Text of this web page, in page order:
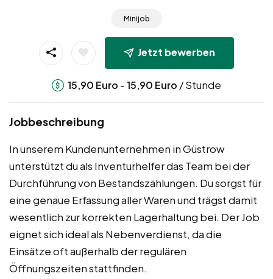
Minijob
Jetzt bewerben
15,90 Euro -15,90 Euro / Stunde
Jobbeschreibung
In unserem Kundenunternehmen in Güstrow
unterstützt du als Inventurhelfer das Team bei der
Durchführung von Bestandszählungen. Du sorgst für
eine genaue Erfassung aller Waren und trägst damit
wesentlich zur korrekten Lagerhaltung bei. Der Job
eignet sich ideal als Nebenverdienst, da die
Einsätze oft außerhalb der regulären
Öffnungszeiten stattfinden.